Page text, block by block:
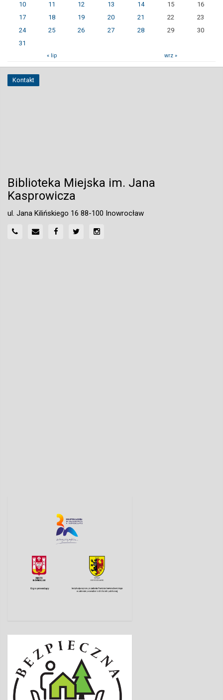
10
11 12 13 14 15
16
17
18 19 20 21 22
23
24
25 26 27 28 29
30
31
« lip wrz »
Kontakt
Biblioteka Miejska im. Jana
Kasprowicza
ul. Jana Kilińskiego 16 88-100 Inowrocław